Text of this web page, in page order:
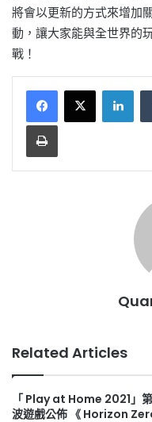
將會以更新的方式來增加
動，讓大家能與全世界的
戰！
Print
Related Articles
「 Play at Home 2021」
波遊戲公佈 《 Horizon